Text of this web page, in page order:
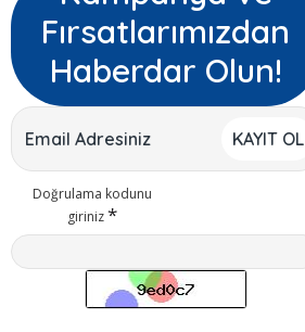
Fırsatlarımızdan
Haberdar Olun!
KAYIT OL
Doğrulama kodunu
giriniz